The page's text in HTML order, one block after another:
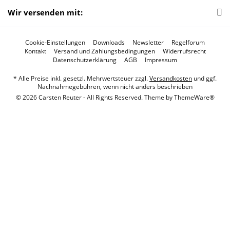
Wir versenden mit:
Cookie-Einstellungen Downloads Newsletter
Regelforum
Kontakt
Versand und Zahlungsbedingungen
Widerrufsrecht
Datenschutzerklärung
AGB Impressum
* Alle Preise inkl. gesetzl. Mehrwertsteuer zzgl.Versandkosten und ggf.
Nachnahmegebühren, wenn nicht anders beschrieben
© 2026 Carsten Reuter - All Rights Reserved. Theme byThemeWare®